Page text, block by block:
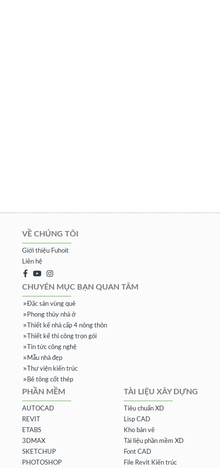
VỀ CHÚNG TÔI
Giới thiệu Fuhoit
Liên hệ
CHUYÊN MỤC BẠN QUAN TÂM
Đặc sản vùng quê
Phong thủy nhà ở
Thiết kế nhà cấp 4 nông thôn
Thiết kế thi công trọn gói
Tin tức công nghệ
Mẫu nhà đẹp
Thư viện kiến trúc
Bê tông cốt thép
PHẦN MỀM
AUTOCAD
REVIT
ETABS
3DMAX
SKETCHUP
PHOTOSHOP
TÀI LIỆU XÂY DỰNG
Tiêu chuẩn XD
Lisp CAD
Kho bản vẽ
Tài liệu phần mềm XD
Font CAD
File Revit Kiến trúc